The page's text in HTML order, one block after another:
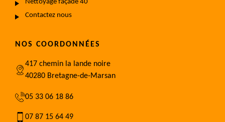
Nettoyage façade 40
Contactez nous
NOS COORDONNÉES
417 chemin la lande noire
40280 Bretagne-de-Marsan
05 33 06 18 86
07 87 15 64 49